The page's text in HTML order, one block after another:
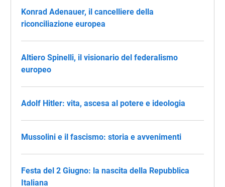
Konrad Adenauer, il cancelliere della
riconciliazione europea
Altiero Spinelli, il visionario del federalismo
europeo
Adolf Hitler: vita, ascesa al potere e ideologia
Mussolini e il fascismo: storia e avvenimenti
Festa del 2 Giugno: la nascita della Repubblica
Italiana